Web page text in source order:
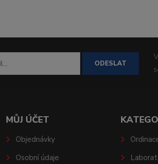
ODESLAT
MŮJ ÚČET
Objednávky
Osobní údaje